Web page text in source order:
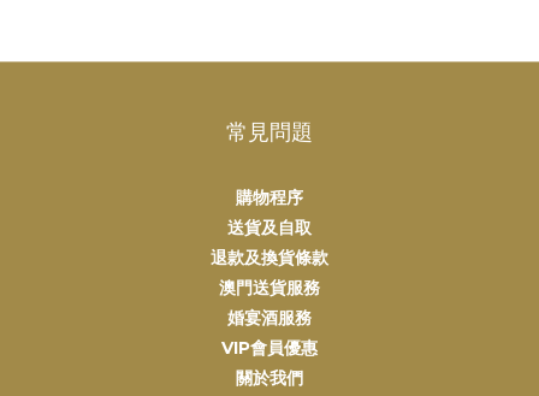
常見問題
購物程序
送貨及自取
退款及換貨條款
澳門送貨服務
婚宴酒服務
VIP會員優惠
關於我們